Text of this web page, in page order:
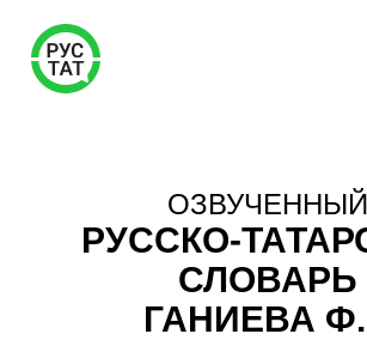
ОЗВУЧЕННЫЙ
РУССКО-
СЛОВАРЬ
ГАНИЕВА